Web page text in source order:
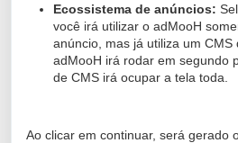
Ecossistema de anúncios:
você irá utilizar o adMooH
anúncio, mas já utiliza um CMS
adMooH irá rodar em segundo
de CMS irá ocupar a tela toda.
Ao clicar em continuar, será gerado